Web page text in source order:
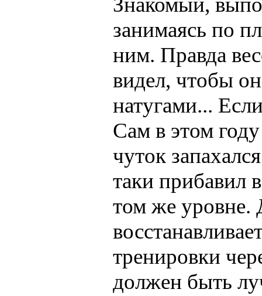
занимаясь по
ним. Правда
видел, чтобы
натугами...
Сам в этом
чуток
таки прибавил
том же уровне.
тренировки
должен быть